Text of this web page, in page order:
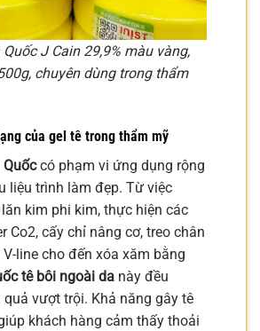
J Cain 29,9% màu vàng,
chuyên dùng trong thẩm
của gel tê trong thẩm mỹ
Quốccó phạm vi ứng dụng rộng
liệu trình làm đẹp. Từ việc
kim phi kim, thực hiện các
Co2, cấy chỉ nâng cơ, treo chân
line cho đến xóa xăm bằng
tê bôi ngoài da này đều
vượt trội. Khả năng gây tê
khách hàng cảm thấy thoải